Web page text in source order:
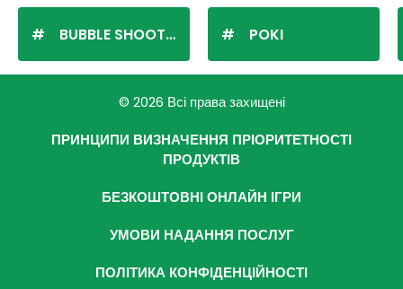
BUBBLE SHOOTER POKI
© 2026 Всі права захищені
ПРИНЦИПИ ВИЗНАЧЕННЯ ПРІОРИТЕТНОСТІ
ПРОДУКТІВ
БЕЗКОШТОВНІ ОНЛАЙН ІГРИ
УМОВИ НАДАННЯ ПОСЛУГ
ПОЛІТИКА КОНФІДЕНЦІЙНОСТІ